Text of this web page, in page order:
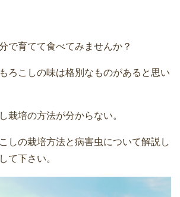
で育てて食べてみませんか？
ろこしの味は格別なものがあると思い
栽培の方法が分からない。
しの栽培方法と病害虫について解説し
て下さい。